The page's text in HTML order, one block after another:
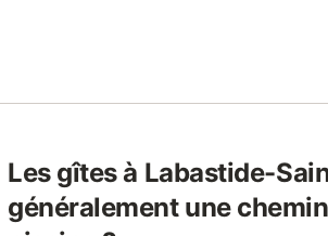
Les gîtes à Labastide-
généralement une